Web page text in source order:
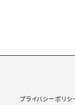
プライバシーポリシ